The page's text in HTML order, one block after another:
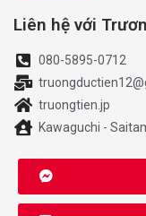
Liên hệ với
080-5895-0712
truongtien.jp
Kawaguchi -